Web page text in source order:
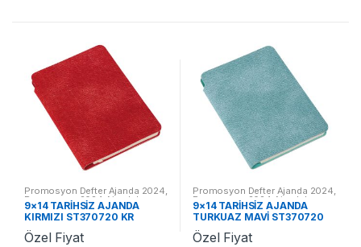
Promosyon Defter Ajanda 2024,
Promosyon 2024 Ajandalar
9×14 TARİHSİZ AJANDA
KIRMIZI ST370720 KR
Özel Fiyat
Promosyon Defter Ajanda 2024,
Promosyon 2024 Ajandalar
9×14 TARİHSİZ AJANDA
TURKUAZ MAVİ ST370720
TM
Özel Fiyat